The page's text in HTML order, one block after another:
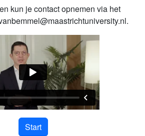
kun je contact opnemen via het
Start